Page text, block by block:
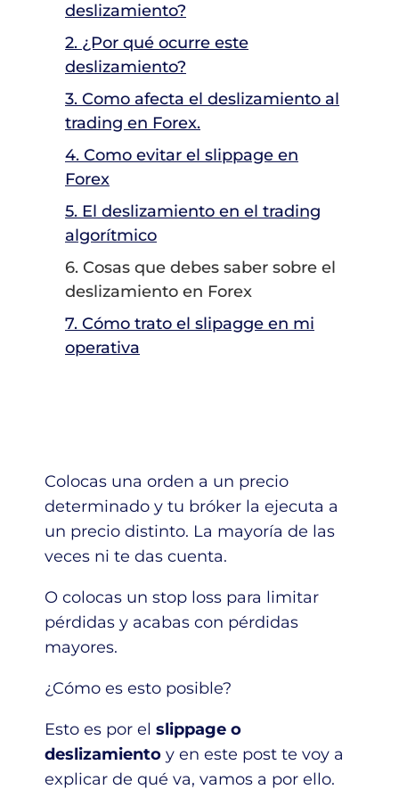
deslizamiento?
2. ¿Por qué ocurre este
deslizamiento?
3. Como afecta el deslizamiento al
trading en Forex.
4. Como evitar el slippage en
Forex
5. El deslizamiento en el trading
algorítmico
6. Cosas que debes saber sobre el
deslizamiento en Forex
7. Cómo trato el slipagge en mi
operativa
Colocas una orden a un precio
determinado y tu bróker la ejecuta a
un precio distinto. La mayoría de las
veces ni te das cuenta.
O colocas un stop loss para limitar
pérdidas y acabas con pérdidas
mayores.
¿Cómo es esto posible?
Esto es por el slippage o
deslizamiento y en este post te voy a
explicar de qué va, vamos a por ello.